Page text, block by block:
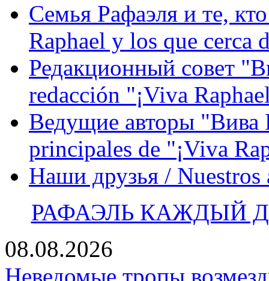
Семья Рафаэля и те,
Raphael y los que cerca
Редакционный совет
redacción "¡Viva
Ведущие авторы "Вива
principales de "¡Viva
Наши друзья / Nuestros
РАФАЭЛЬ КАЖДЫЙ
08.08.2026